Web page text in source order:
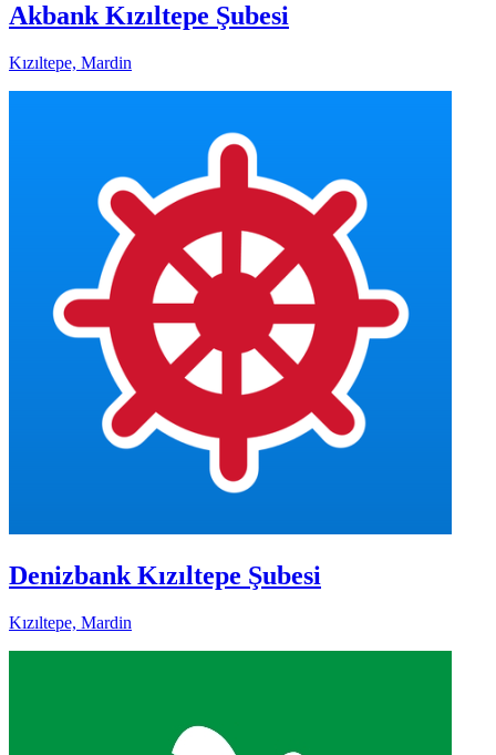
Akbank Kızıltepe Şubesi
Kızıltepe, Mardin
Denizbank Kızıltepe Şubesi
Kızıltepe, Mardin